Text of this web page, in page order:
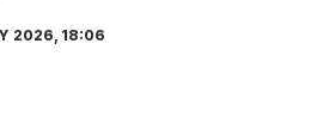
2026, 18:06